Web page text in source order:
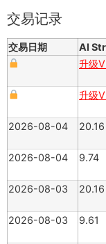
交易记录
交易日期 AI
升级
升级
2026-08-04
20.16
2026-08-04
9.74
2026-08-03
20.16
2026-08-03
9.61